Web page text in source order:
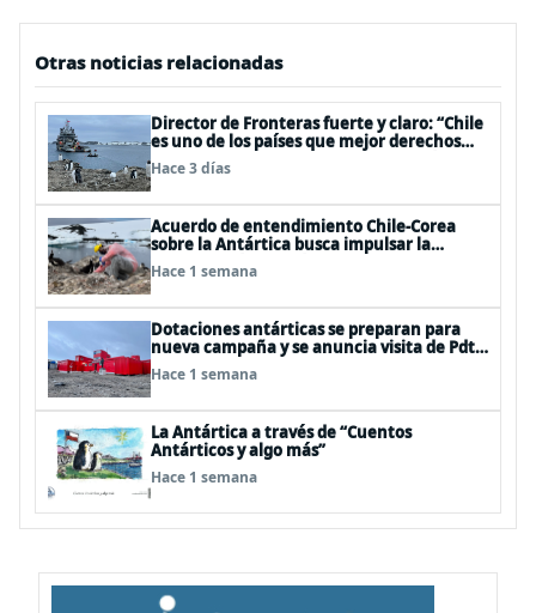
Otras noticias relacionadas
Director de Fronteras fuerte y claro: “Chile
es uno de los países que mejor derechos
tiene para sustentar una reclamación de
territorio antártico”
Hace 3 días
Acuerdo de entendimiento Chile-Corea
sobre la Antártica busca impulsar la
investigación científica
Hace 1 semana
Dotaciones antárticas se preparan para
nueva campaña y se anuncia visita de Pdte
Kast y su gabinete al continente blanco
Hace 1 semana
La Antártica a través de “Cuentos
Antárticos y algo más”
Hace 1 semana